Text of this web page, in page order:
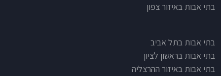
בתי אבות באיזור צפון
בתי אבות בתל אביב
בתי אבות בראשון לציון
בתי אבות באיזור ההרצליה